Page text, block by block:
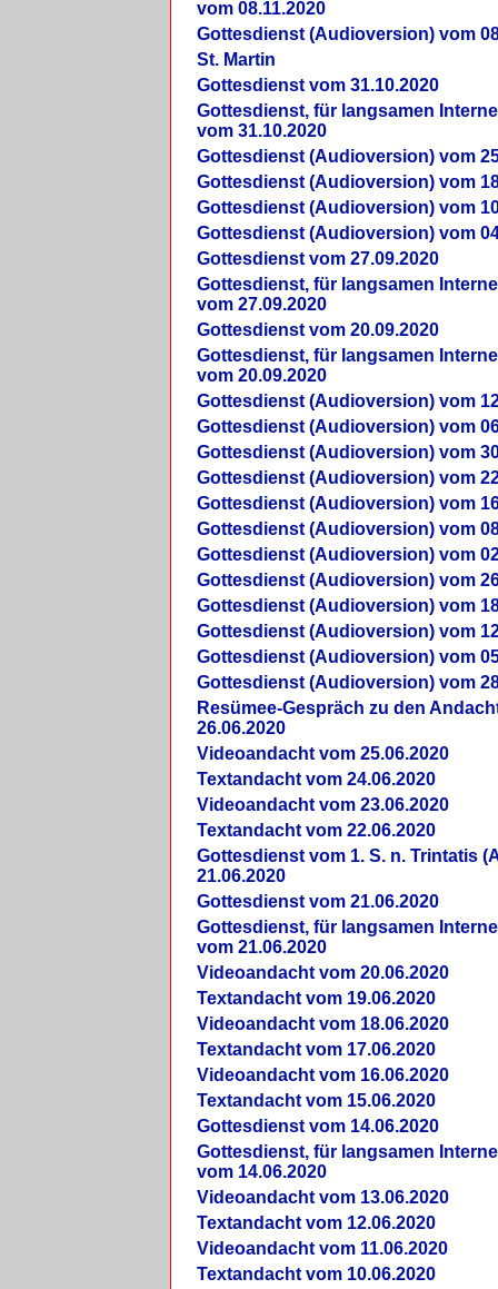
vom 08.11.2020
Gottesdienst (Audioversion) vom
St. Martin
Gottesdienst vom 31.10.2020
Gottesdienst, für langsamen
vom 31.10.2020
Gottesdienst (Audioversion) vom
Gottesdienst (Audioversion) vom
Gottesdienst (Audioversion) vom
Gottesdienst (Audioversion) vom
Gottesdienst vom 27.09.2020
Gottesdienst, für langsamen
vom 27.09.2020
Gottesdienst vom 20.09.2020
Gottesdienst, für langsamen
vom 20.09.2020
Gottesdienst (Audioversion) vom
Gottesdienst (Audioversion) vom
Gottesdienst (Audioversion) vom
Gottesdienst (Audioversion) vom
Gottesdienst (Audioversion) vom
Gottesdienst (Audioversion) vom
Gottesdienst (Audioversion) vom
Gottesdienst (Audioversion) vom
Gottesdienst (Audioversion) vom
Gottesdienst (Audioversion) vom
Gottesdienst (Audioversion) vom
Gottesdienst (Audioversion) vom
Re­sü­mee-Gespräch zu den
26.06.2020
Videoandacht vom 25.06.2020
Textandacht vom 24.06.2020
Videoandacht vom 23.06.2020
Textandacht vom 22.06.2020
Gottesdienst vom 1. S. n. Trintatis
21.06.2020
Gottesdienst vom 21.06.2020
Gottesdienst, für langsamen
vom 21.06.2020
Videoandacht vom 20.06.2020
Textandacht vom 19.06.2020
Videoandacht vom 18.06.2020
Textandacht vom 17.06.2020
Videoandacht vom 16.06.2020
Textandacht vom 15.06.2020
Gottesdienst vom 14.06.2020
Gottesdienst, für langsamen
vom 14.06.2020
Videoandacht vom 13.06.2020
Textandacht vom 12.06.2020
Videoandacht vom 11.06.2020
Textandacht vom 10.06.2020